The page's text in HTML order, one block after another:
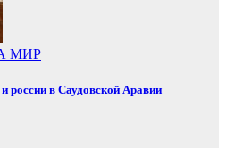
МИР
россии в Саудовской Аравии